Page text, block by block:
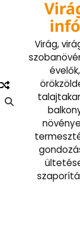
infó
Virág,
évelők,